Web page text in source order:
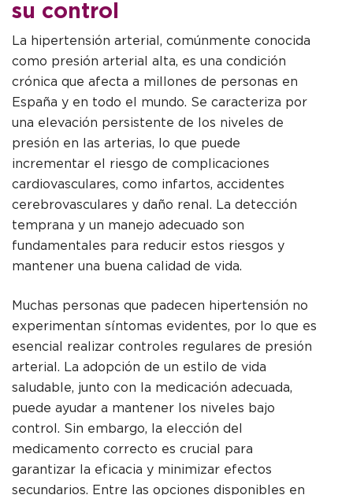
su control
La hipertensión arterial, comúnmente conocida
como presión arterial alta, es una condición
crónica que afecta a millones de personas en
España y en todo el mundo. Se caracteriza por
una elevación persistente de los niveles de
presión en las arterias, lo que puede
incrementar el riesgo de complicaciones
cardiovasculares, como infartos, accidentes
cerebrovasculares y daño renal. La detección
temprana y un manejo adecuado son
fundamentales para reducir estos riesgos y
mantener una buena calidad de vida.
Muchas personas que padecen hipertensión no
experimentan síntomas evidentes, por lo que es
esencial realizar controles regulares de presión
arterial. La adopción de un estilo de vida
saludable, junto con la medicación adecuada,
puede ayudar a mantener los niveles bajo
control. Sin embargo, la elección del
medicamento correcto es crucial para
garantizar la eficacia y minimizar efectos
secundarios. Entre las opciones disponibles en